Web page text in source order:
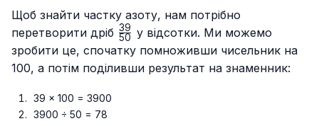
Щоб знайти частку азоту, нам потрібно
перетворити дріб \frac{39}
{50}
50
39 у відсотки. Ми можемо
зробити це, спочатку помноживши чисельник на
100, а потім поділивши результат на знаменник:
39 × 100 = 3900
3900 ÷ 50 = 78